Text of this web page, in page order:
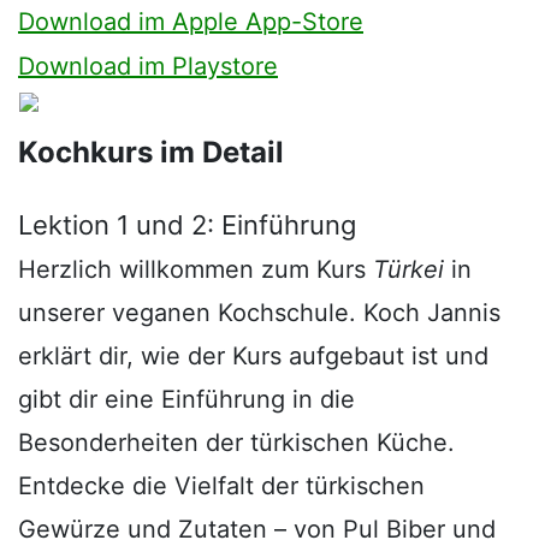
Download im Apple App-Store
Download im Playstore
Kochkurs im Detail
Lektion 1 und 2: Einführung
Herzlich willkommen zum Kurs Türkei in
unserer veganen Kochschule. Koch Jannis
erklärt dir, wie der Kurs aufgebaut ist und
gibt dir eine Einführung in die
Besonderheiten der türkischen Küche.
Entdecke die Vielfalt der türkischen
Gewürze und Zutaten – von Pul Biber und